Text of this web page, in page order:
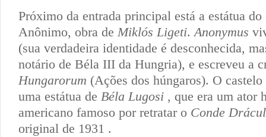
Próximo da entrada principal está a estátua
Anônimo, obra de Miklós Ligeti.Anonymus
(sua verdadeira identidade é desconhecida,
notário de Béla III da Hungria), e escreveu a
Hungarorum (Ações dos húngaros). O
uma estátua de Béla Lugosi , que era um ator
americano famoso por retratar o Conde
original de 1931 .